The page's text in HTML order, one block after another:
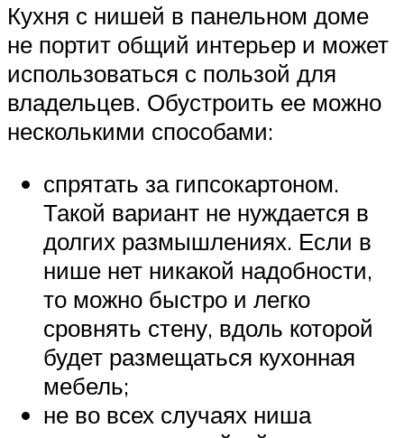
Кухня с нишей в панельном доме
не портит общий интерьер и может
использоваться с пользой для
владельцев. Обустроить ее можно
несколькими способами:
спрятать за гипсокартоном.
Такой вариант не нуждается в
долгих размышлениях. Если в
нише нет никакой надобности,
то можно быстро и легко
сровнять стену, вдоль которой
будет размещаться кухонная
мебель;
не во всех случаях ниша